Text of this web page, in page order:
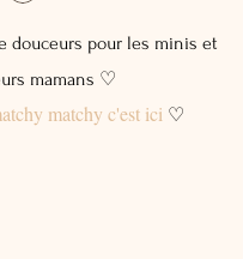
douceurs pour les minis et
mamans ♡
matchy c'est ici♡